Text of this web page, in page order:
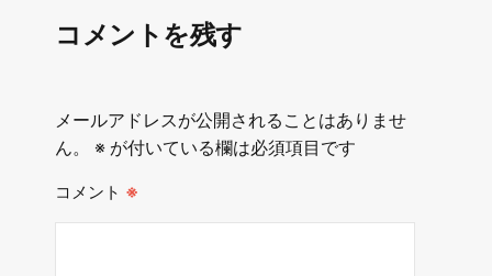
コメントを残す
メールアドレスが公開されることはありませ
ん。
※が付いている欄は必須項目です
コメント ※